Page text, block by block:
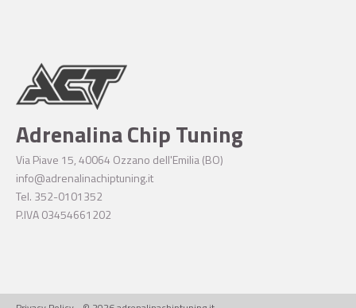
Adrenalina Chip Tuning
Via Piave 15, 40064 Ozzano dell'Emilia (BO)
info@adrenalinachiptuning.it
Tel. 352-0101352
P.IVA 03454661202